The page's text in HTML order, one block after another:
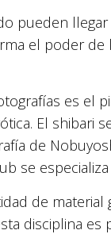
pueden
el poder
es el
El shibari
de
se especializa
de material
disciplina es